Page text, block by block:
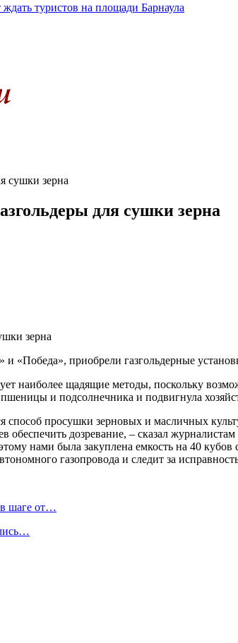
туристов на площади Барнаула
сушки зерна
для сушки зерна
«Победа», приобрели газгольдерные
наиболее щадящие методы, поскольку
и подсолнечника и подвигнула
просушки зерновых и масличных
обеспечить дозревание, – сказал
нами была закуплена емкость на 40
газопровода и следит за
в шаге от…